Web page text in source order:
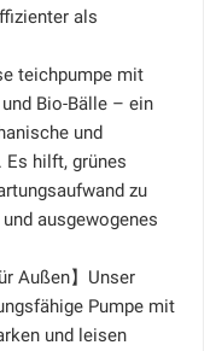
als
teichpumpe mit
Bio-Bälle – ein
und
hilft, grünes
zu
ausgewogenes
Außen】Unser
Pumpe mit
und leisen